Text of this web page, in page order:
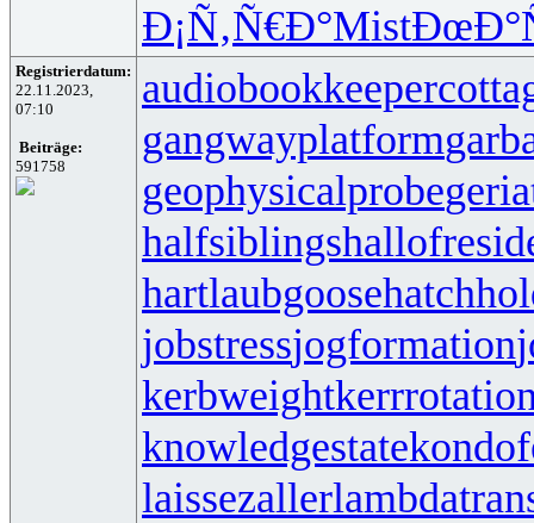
Ð¡Ñ‚Ñ€Ð°Mist
Registrierdatum:
22.11.2023,
07:10
Beiträge:
591758
audiobookkeeper
gangwayplatform
geophysicalprobe
halfsiblings
hartlaubgoose
jobstressjogformation
kerbweight
knowledgestate
laissezaller